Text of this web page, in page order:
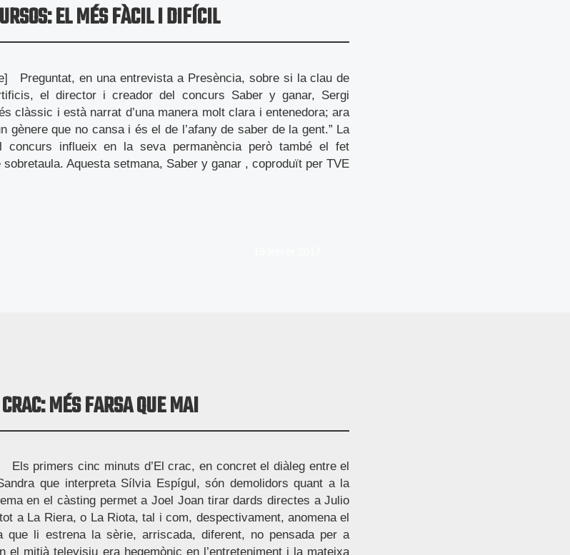
EL MÉS FÀCIL I DIFÍCIL
Preguntat, en una entrevista a Presència, sobre si la clau de
el director i creador del concurs Saber y ganar, Sergi
clàssic i està narrat d’una manera molt clara i entenedora; ara
gènere que no cansa i és el de l’afany de saber de la gent.” La
concurs influeix en la seva permanència però també el fet
sobretaula. Aquesta setmana, Saber y ganar , coproduït per TVE
MÉS FARSA QUE MAI
Els primers cinc minuts d’El crac, en concret el diàleg entre el
que interpreta Sílvia Espígul, són demolidors quant a la
en el càsting permet a Joel Joan tirar dards directes a Julio
a La Riera, o La Riota, tal i com, despectivament, anomena el
que li estrena la sèrie, arriscada, diferent, no pensada per a
el mitjà televisiu era hegemònic en l’entreteniment i la mateixa